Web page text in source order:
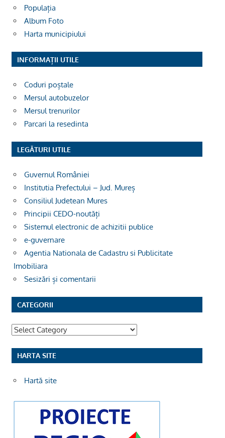
Populația
Album Foto
Harta municipiului
INFORMAȚII UTILE
Coduri poștale
Mersul autobuzelor
Mersul trenurilor
Parcari la resedinta
LEGĂTURI UTILE
Guvernul României
Institutia Prefectului – Jud. Mureș
Consiliul Judetean Mures
Principii CEDO-noutăți
Sistemul electronic de achizitii publice
e-guvernare
Agentia Nationala de Cadastru si Publicitate
Imobiliara
Sesizări și comentarii
CATEGORII
Categorii
HARTA SITE
Hartă site